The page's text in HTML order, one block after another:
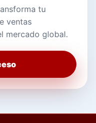
tu
ventas
mercado global.